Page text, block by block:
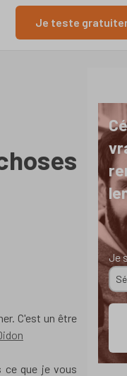
Je teste
C'est un être
ce que je vous
Je